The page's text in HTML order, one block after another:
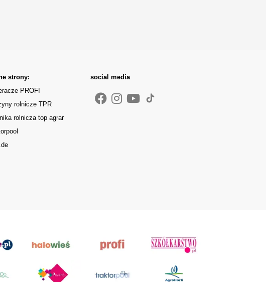
strony:
PROFI
rolnicze TPR
rolnicza top agrar
social media